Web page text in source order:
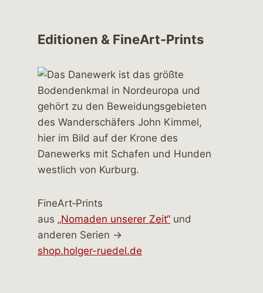
Editionen & FineArt-Prints
FineArt‑Prints
aus „Nomaden unserer Zeit“ und
anderen Serien →
shop.holger-ruedel.de